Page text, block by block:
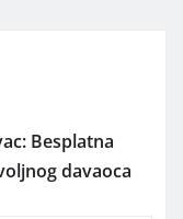
Besplatna
davaoca